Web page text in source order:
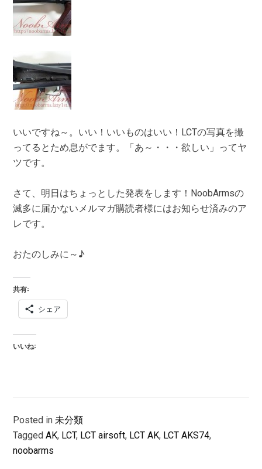
いいですね～。いい！いいものはいい！LCTの写真を撮
ってるとため息がでます。「あ～・・・欲しい」ってヤ
ツです。
さて、明日はちょっとした発表をします！NoobArmsの
滅多に届かないメルマガ購読者様にはお知らせ済みのア
レです。
おたのしみに～♪
共有:
シェア
いいね:
Posted in 未分類
TaggedAK, LCT, LCT airsoft, LCT AK, LCT AKS74,
noobarms